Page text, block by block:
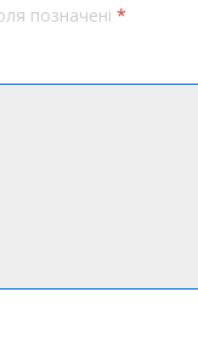
позначені *